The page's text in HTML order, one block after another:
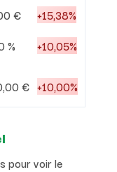
€
+15,38%
%
+10,05%
€ +10,00%
pour voir le